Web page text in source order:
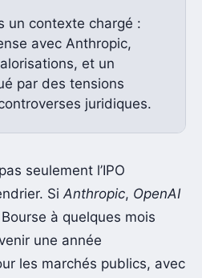
un contexte chargé :
avec Anthropic,
et un
par des tensions
juridiques.
seulement l’IPO
SiAnthropic, OpenAI
à quelques mois
une année
les marchés publics, avec